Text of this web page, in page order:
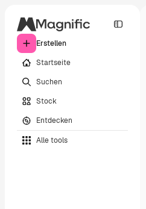
Erstellen
Startseite
Suchen
Stock
Entdecken
Alle tools